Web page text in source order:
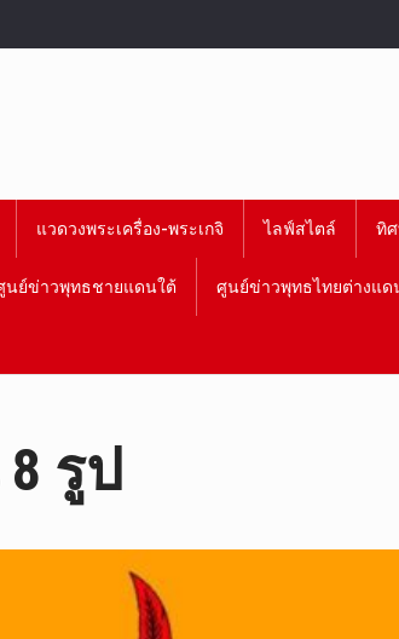
แวดวงพระเครื่อง-พระเกจิ ไลฟ์สไตล์ ทิ
นย์ข่าวพุทธชายแดนใต้ ศูนย์ข่าวพุทธไทยต่างแด
รูป